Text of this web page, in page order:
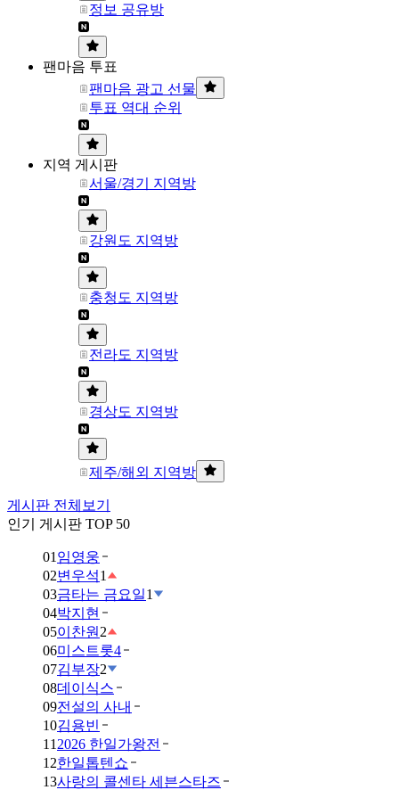
정보 공유방
팬마음 투표
팬마음 광고 선물
투표 역대 순위
지역 게시판
서울/경기 지역방
강원도 지역방
충청도 지역방
전라도 지역방
경상도 지역방
제주/해외 지역방
게시판 전체보기
인기 게시판 TOP 50
01 임영웅
02변우석1
03금타는 금요일1
04박지현
05이찬원 2
06미스트롯4
07김부장2
08데이식스
09전설의 사내
10김용빈
11 2026 한일가왕전
12한일톱텐쇼
13사랑의 콜센타 세븐스타즈